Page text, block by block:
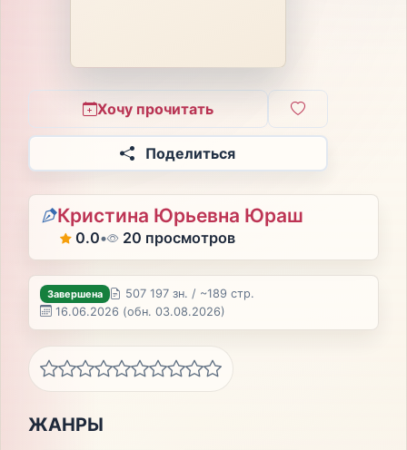
Хочу прочитать
Поделиться
Кристина Юрьевна Юраш
0.0• 20 просмотров
Завершена
507 197 зн. / ~189 стр.
16.06.2026 (обн. 03.08.2026)
ЖАНРЫ